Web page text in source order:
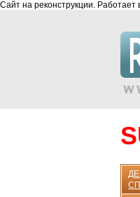
Сайт на реконструкции. Работает